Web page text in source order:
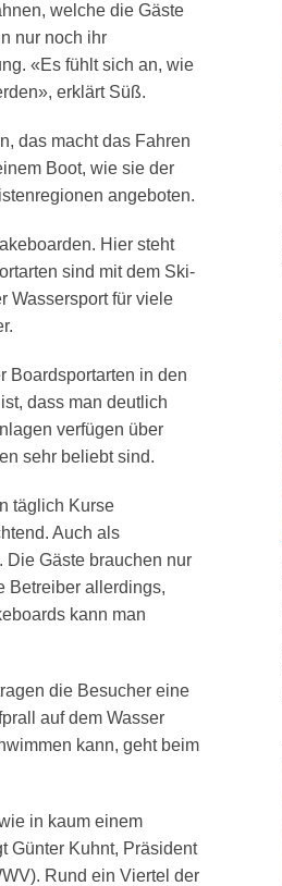
welche die Gäste
nur noch ihr
«Es fühlt sich an, wie
erklärt Süß.
das macht das Fahren
Boot, wie sie der
angeboten.
Hier steht
sind mit dem Ski-
Wassersport für viele
Boardsportarten in den
dass man deutlich
verfügen über
sehr beliebt sind.
täglich Kurse
Auch als
Die Gäste brauchen nur
Betreiber allerdings,
kann man
die Besucher eine
auf dem Wasser
kann, geht beim
in kaum einem
Günter Kuhnt, Präsident
Rund ein Viertel der